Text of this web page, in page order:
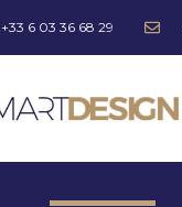
+33 6 03 36 68 29